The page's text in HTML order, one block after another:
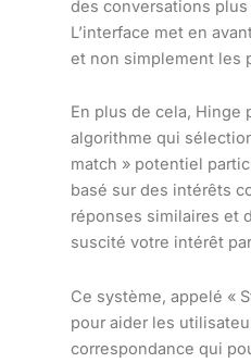
des conversations
L’interface met en
et non simplement les
En plus de cela, Hinge
algorithme qui
match » potentiel
basé sur des intérêts
réponses similaires et
suscité votre intérêt
Ce système, appelé «
pour aider les
correspondance qui